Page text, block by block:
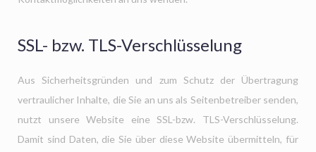
SSL- bzw. TLS-Verschlüsselung
Aus Sicherheitsgründen und zum Schutz der Übertragung
vertraulicher Inhalte, die Sie an uns als Seitenbetreiber senden,
nutzt unsere Website eine SSL-bzw. TLS-Verschlüsselung.
Damit sind Daten, die Sie über diese Website übermitteln, für